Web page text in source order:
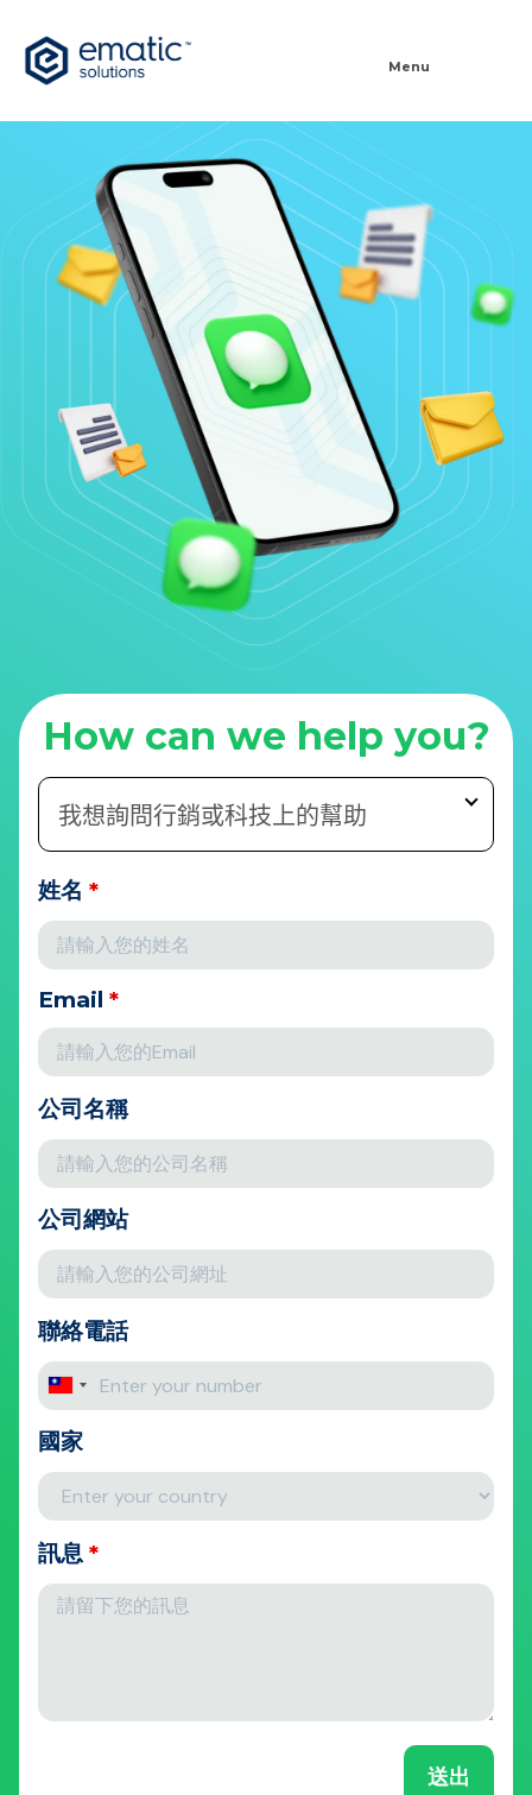
Menu
Let's talk!
How can we help you?
姓名 *
Email *
公司名稱
公司網站
聯絡電話
國家
訊息 *